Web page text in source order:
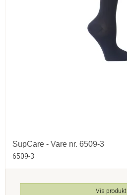
SupCare - Vare nr. 6509-3
6509-3
Vis produkt